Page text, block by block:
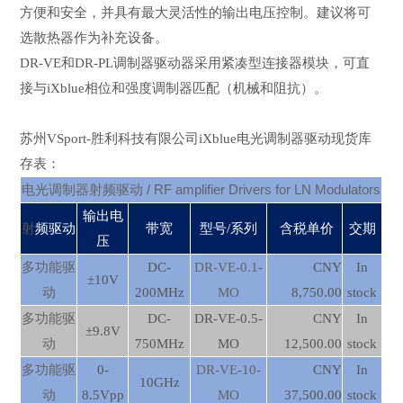
方便和安全，并具有最大灵活性的输出电压控制。建议将可
选散热器作为补充设备。
DR-VE和DR-PL调制器驱动器采用紧凑型连接器模块，可直
接与iXblue相位和强度调制器匹配（机械和阻抗）。
苏州VSport-胜利科技有限公司iXblue电光调制器驱动现货库
存表：
电光调制器射频驱动 / RF amplifier Drivers for LN Modulators
射频驱动
输出电
压
带宽 型号/系列 含税单价 交期
多功能驱
动
±10V
DC-
200MHz
DR-VE-0.1-
MO
CNY
8,750.00
In
stock
多功能驱
动
±9.8V
DC-
750MHz
DR-VE-0.5-
MO
CNY
12,500.00
In
stock
多功能驱
动
0-
8.5Vpp
10GHz
DR-VE-10-
MO
CNY
37,500.00
In
stock